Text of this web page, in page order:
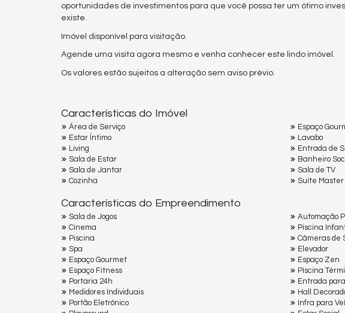
oportunidades de investimentos para que você possa ter um ótimo
existe.
Imóvel disponível para visitação.
Agende uma visita agora mesmo e venha conhecer este lindo imóvel.
Os valores estão sujeitos a alteração sem aviso prévio.
Características do Imóvel
Área de Serviço
Estar Íntimo
Living
Sala de Estar
Sala de Jantar
Cozinha
Espaço
Lavabo
Entrada de
Banheiro
Sala de TV
Suíte Master
Características do Empreendimento
Sala de Jogos
Cinema
Piscina
Spa
Espaço Gourmet
Espaço Fitness
Portaria 24h
Medidores Individuais
Portão Eletrônico
Automação
Piscina
Câmeras de
Elevador
Espaço Zen
Pìscina
Entrada
Hall
Infra para